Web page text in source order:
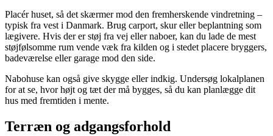
Placér huset, så det skærmer mod den fremherskende vindretning –
typisk fra vest i Danmark. Brug carport, skur eller beplantning som
lægivere. Hvis der er støj fra vej eller naboer, kan du lade de mest
støjfølsomme rum vende væk fra kilden og i stedet placere bryggers,
badeværelse eller garage mod den side.
Nabohuse kan også give skygge eller indkig. Undersøg lokalplanen
for at se, hvor højt og tæt der må bygges, så du kan planlægge dit
hus med fremtiden i mente.
Terræn og adgangsforhold